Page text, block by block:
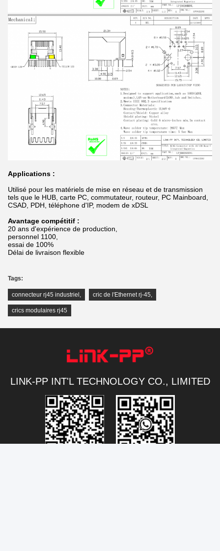
Applications :
Utilisé pour les matériels de mise en réseau et de transmission
tels que le HUB, carte PC, commutateur, routeur, PC Mainboard,
CSAD, PDH, téléphone d'IP, modem de xDSL
Avantage compétitif :
20 ans d'expérience de production,
personnel 1100,
essai de 100%
Délai de livraison flexible
Tags:
connecteur rj45 industriel , cric de l'Ethernet rj-45,
crics modulaires rj45
LINK-PP INT'L TECHNOLOGY CO., LIMITED